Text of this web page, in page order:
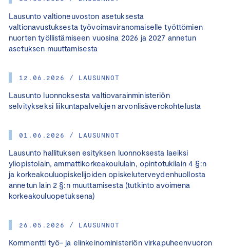
Lausunto valtioneuvoston asetuksesta
valtionavustuksesta työvoimaviranomaiselle työttömien
nuorten työllistämiseen vuosina 2026 ja 2027 annetun
asetuksen muuttamisesta
12.06.2026 / LAUSUNNOT
Lausunto luonnoksesta valtiovarainministeriön
selvitykseksi liikuntapalvelujen arvonlisäverokohtelusta
01.06.2026 / LAUSUNNOT
Lausunto hallituksen esityksen luonnoksesta laeiksi
yliopistolain, ammattikorkeakoululain, opintotukilain 4 §:n
ja korkeakouluopiskelijoiden opiskeluterveydenhuollosta
annetun lain 2 §:n muuttamisesta (tutkinto avoimena
korkeakouluopetuksena)
26.05.2026 / LAUSUNNOT
Kommentti työ- ja elinkeinoministeriön virkapuheenvuoron